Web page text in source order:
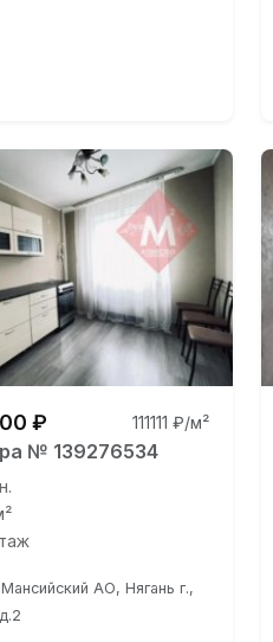
₽ 111111 ₽/м²
№ 139276534
АО, Нягань г.,